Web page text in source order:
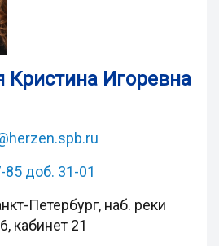
Кристина Игоревна
85 доб. 31-01
Петербург, наб. реки
кабинет 21